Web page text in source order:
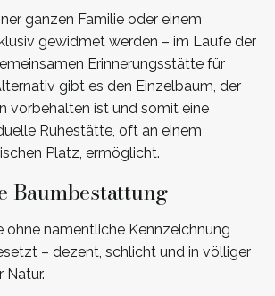
ganzen Familie oder einem
gewidmet werden – im Laufe der
Erinnerungsstätte für
gibt es den Einzelbaum, der
vorbehalten ist und somit eine
Ruhestätte, oft an einem
Platz, ermöglicht.
ohne namentliche Kennzeichnung
– dezent, schlicht und in völliger
Natur.